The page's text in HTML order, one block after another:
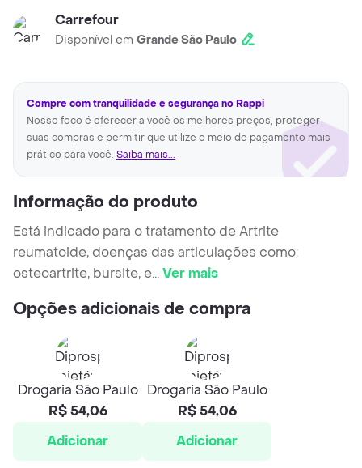
Carrefour
Disponível em Grande São Paulo
Compre com tranquilidade e segurança no Rappi
Nosso foco é oferecer a você os melhores preços, proteger
suas compras e permitir que utilize o meio de pagamento mais
prático para você. Saiba mais...
Informação do produto
Está indicado para o tratamento de Artrite
reumatoide, doenças das articulações como:
osteoartrite, bursite, e...Ver mais
Opções adicionais de compra
Drogaria São Paulo
R$ 54,06
Adicionar
Drogaria São Paulo
R$ 54,06
Adicionar